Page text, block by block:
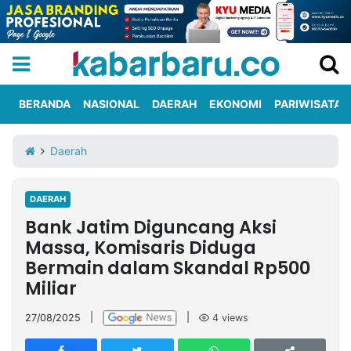
Iklan
Berita
Kami
Nasional
International
Olahraga
Entertainment
Daerah
Pariwisata
Kuliner
Kolom
Network
PT
TREETAN
BERANDA NASIONAL DAERAH EKONOMI PARIWISATA
Daerah
DAERAH
Bank Jatim Diguncang Aksi
Massa, Komisaris Diduga
Bermain dalam Skandal Rp500
Miliar
27/08/2025 4 views